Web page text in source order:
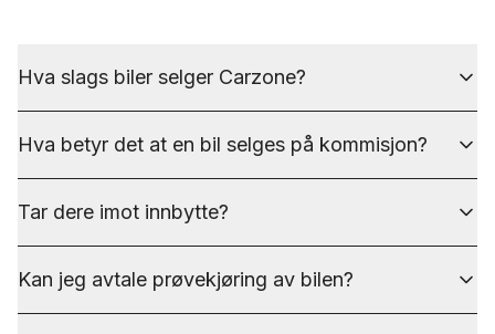
Hva slags biler selger Carzone?
Hva betyr det at en bil selges på kommisjon?
Tar dere imot innbytte?
Kan jeg avtale prøvekjøring av bilen?